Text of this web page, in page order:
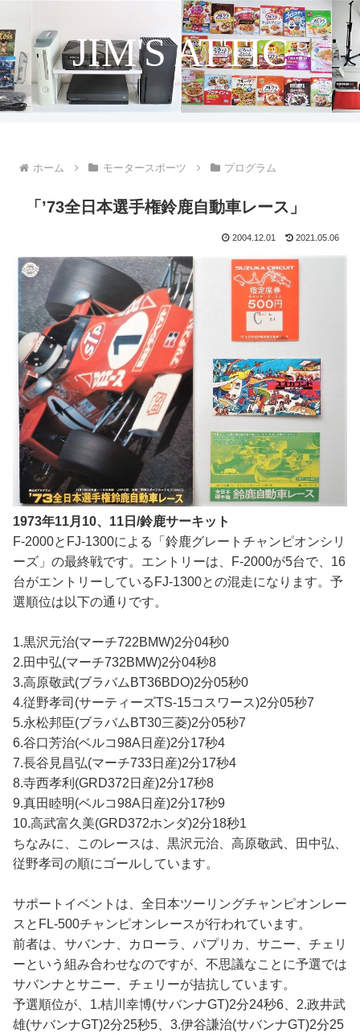
JIM'S ATTIC
ホーム モータースポーツ プログラム
「’73全日本選手権鈴鹿自動車レース」
2004.12.01 2021.05.06
1973年11月10、11日/鈴鹿サーキット
F-2000とFJ-1300による「鈴鹿グレートチャンピオンシリ
ーズ」の最終戦です。エントリーは、F-2000が5台で、16
台がエントリーしているFJ-1300との混走になります。予
選順位は以下の通りです。
1.黒沢元治(マーチ722BMW)2分04秒0
2.田中弘(マーチ732BMW)2分04秒8
3.高原敬武(ブラバムBT36BDO)2分05秒0
4.従野孝司(サーティーズTS-15コスワース)2分05秒7
5.永松邦臣(ブラバムBT30三菱)2分05秒7
6.谷口芳治(ベルコ98A日産)2分17秒4
7.長谷見昌弘(マーチ733日産)2分17秒4
8.寺西孝利(GRD372日産)2分17秒8
9.真田睦明(ベルコ98A日産)2分17秒9
10.高武富久美(GRD372ホンダ)2分18秒1
ちなみに、このレースは、黒沢元治、高原敬武、田中弘、
従野孝司の順にゴールしています。
サポートイベントは、全日本ツーリングチャンピオンレー
スとFL-500チャンピオンレースが行われています。
前者は、サバンナ、カローラ、パプリカ、サニー、チェリ
ーという組み合わせなのですが、不思議なことに予選では
サバンナとサニー、チェリーが拮抗しています。
予選順位が、1.桔川幸博(サバンナGT)2分24秒6、2.政井武
雄(サバンナGT)2分25秒5、3.伊谷謙治(サバンナGT)2分25